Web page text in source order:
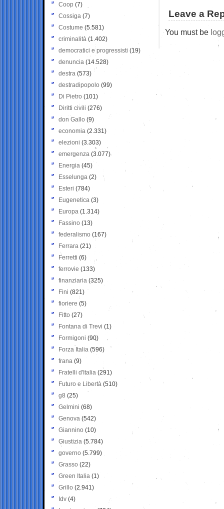
Leave a
You must be
Coop (7)
Cossiga (7)
Costume (5.581)
criminalità (1.402)
democratici e progressisti (19)
denuncia (14.528)
destra (573)
destradipopolo (99)
Di Pietro (101)
Diritti civili (276)
don Gallo (9)
economia (2.331)
elezioni (3.303)
emergenza (3.077)
Energia (45)
Esselunga (2)
Esteri (784)
Eugenetica (3)
Europa (1.314)
Fassino (13)
federalismo (167)
Ferrara (21)
Ferretti (6)
ferrovie (133)
finanziaria (325)
Fini (821)
fioriere (5)
Fitto (27)
Fontana di Trevi (1)
Formigoni (90)
Forza Italia (596)
frana (9)
Fratelli d'Italia (291)
Futuro e Libertà (510)
g8 (25)
Gelmini (68)
Genova (542)
Giannino (10)
Giustizia (5.784)
governo (5.799)
Grasso (22)
Green Italia (1)
Grillo (2.941)
Idv (4)